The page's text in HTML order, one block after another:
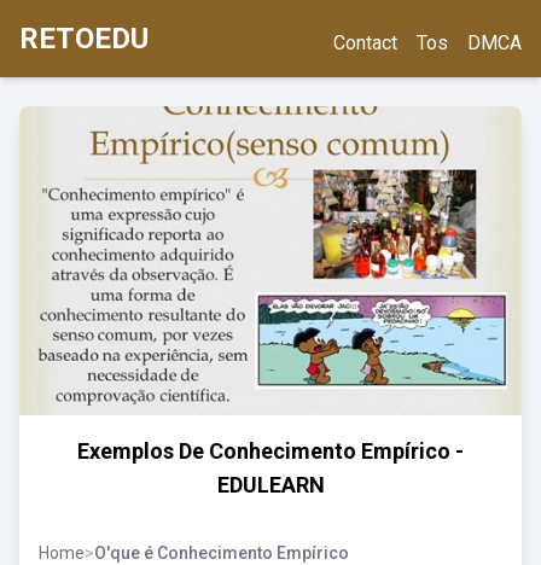
RETOEDU Contact Tos DMCA
Exemplos De Conhecimento Empírico -
EDULEARN
Home>O'que é Conhecimento Empírico